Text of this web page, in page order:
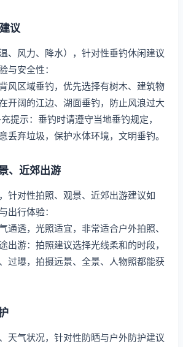
议
、风力、降水），针对性垂钓休闲建议
与安全性：
风区域垂钓，优先选择有树木、建筑物
开阔的江边、湖面垂钓，防止风浪过大
提示：垂钓时请遵守当地垂钓规定，
丢弃垃圾，保护水体环境，文明垂钓。
、近郊出游
针对性拍照、观景、近郊出游建议如
出行体验：
通透，光照适宜，非常适合户外拍照、
出游：拍照建议选择光线柔和的时段，
过曝，拍摄远景、全景、人物照都能获
天气状况，针对性防晒与户外防护建议